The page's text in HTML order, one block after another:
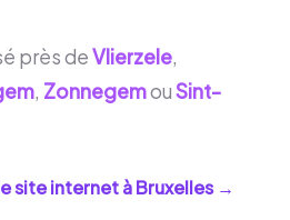
près deVlierzele,
, ZonnegemouSint-
site internet àBruxelles→